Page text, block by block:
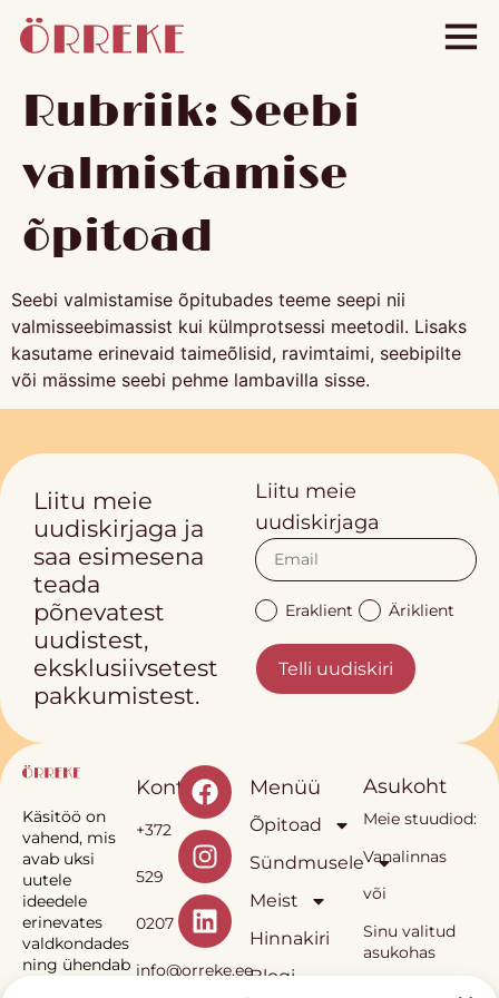
Rubriik: Seebi
valmistamise
õpitoad
Seebi valmistamise õpitubades teeme seepi nii
valmisseebimassist kui külmprotsessi meetodil. Lisaks
kasutame erinevaid taimeõlisid, ravimtaimi, seebipilte
või mässime seebi pehme lambavilla sisse.
Liitu meie
uudiskirjaga ja
saa esimesena
teada
põnevatest
uudistest,
eksklusiivsetest
pakkumistest.
Liitu meie
uudiskirjaga
Eraklient Äriklient
Telli uudiskiri
Käsitöö on
vahend, mis
avab uksi
uutele
ideedele
erinevates
valdkondades
ning ühendab
Kontakt
+372
529
0207
info@orreke.ee
Menüü
Õpitoad
Sündmusele
Meist
Hinnakiri
Blogi
Asukoht
Meie stuudiod:
Vanalinnas
või
Sinu valitud
asukohas